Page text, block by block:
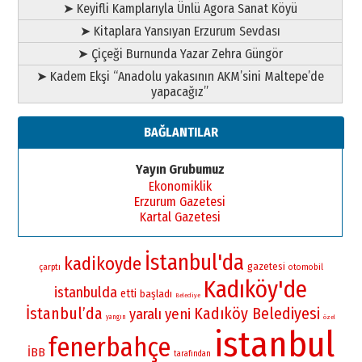
➤ Keyifli Kamplarıyla Ünlü Agora Sanat Köyü
➤ Kitaplara Yansıyan Erzurum Sevdası
➤ Çiçeği Burnunda Yazar Zehra Güngör
➤ Kadem Ekşi “Anadolu yakasının AKM’sini Maltepe’de
yapacağız”
BAĞLANTILAR
Yayın Grubumuz
Ekonomiklik
Erzurum Gazetesi
Kartal Gazetesi
çarptı kadikoyde İstanbul'da gazetesi otomobil
istanbulda etti başladı Belediye Kadıköy'de
İstanbul’da yangın yaralı yeni Kadıköy Belediyesi özel
İBB fenerbahçe tarafından istanbul